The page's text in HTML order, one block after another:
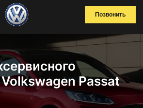
Позвонить
Passat